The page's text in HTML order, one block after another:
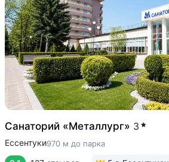
Санаторий «Металлург» 3
Ессентуки970 м до парка